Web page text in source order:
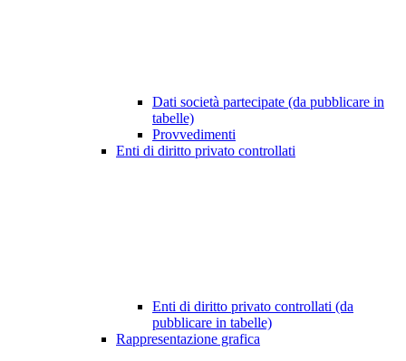
Dati società partecipate (da pubblicare in
tabelle)
Provvedimenti
Enti di diritto privato controllati
Enti di diritto privato controllati (da
pubblicare in tabelle)
Rappresentazione grafica